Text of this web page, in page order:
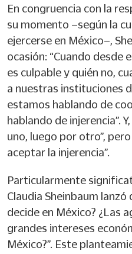
En congruencia con la
su momento –según la
ejercerse en México–,
ocasión: “Cuando desde
es culpable y quién no,
a nuestras instituciones
estamos hablando de
hablando de injerencia”.
uno, luego por otro”,
aceptar la injerencia”.
Particularmente
Claudia Sheinbaum lanzó
decide en México? ¿Las
grandes intereses
México?”. Este